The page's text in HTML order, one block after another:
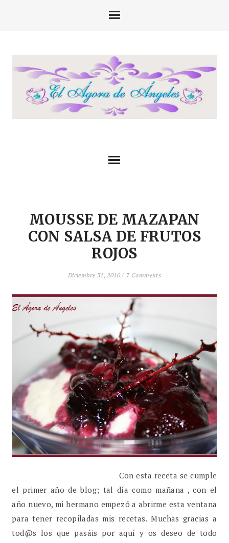
MOUSSE DE MAZAPAN
CON SALSA DE FRUTOS
ROJOS
Diciembre 31, 2010 / 7 Comments
Con esta receta se cumple
el primer año de blog; tal día como mañana , con el
año nuevo, mi hermano empezó a abrirme esta ventana
para tener recopiladas mis recetas. Muchas gracias a
tod@s los que pasáis por aquí y os deseo de todo